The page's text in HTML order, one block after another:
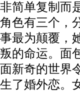
非简单复制而
角色有三个，
事最为颠覆，
叛的命运。面
面新奇的世界
生了婚外恋。